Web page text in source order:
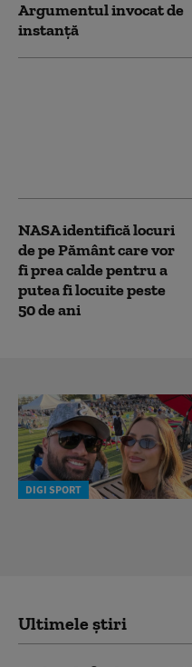
Argumentul invocat de
instanță
NASA identifică locuri
de pe Pământ care vor
fi prea calde pentru a
putea fi locuite peste
50 de ani
DIGI SPORT
Ultimele știri